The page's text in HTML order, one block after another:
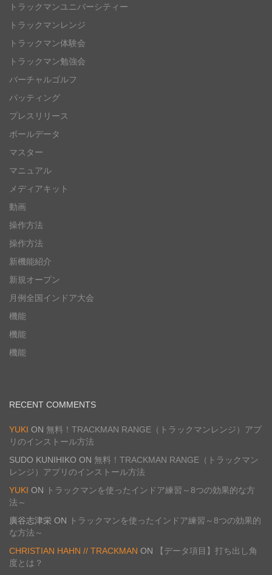
トラックマンユニバーシティー
トラックマンレンジ
トラックマン体験会
トラックマン勉強会
バーチャルゴルフ
パッティング
プレスリリース
ボールデータ
マスター
マニュアル
メディアキット
動画
操作方法
操作方法
新機能紹介
新規オープン
月例全国インドア大会
機能
機能
機能
RECENT COMMENTS
YUKI ON 無料！TRACKMAN RANGE（トラックマンレンジ）アプ
リのインストール方法
SUDO KUNIHIKO ON 無料！TRACKMAN RANGE（トラックマン
レンジ）アプリのインストール方法
YUKI ON
トラックマンを使ったインドア練習～8つの効果的な方
法～
廣谷志津栄 ON
トラックマンを使ったインドア練習～8つの効果的
な方法～
CHRISTIAN HAHN // TRACKMAN ON
【データ項目】打ち出し角
度とは？